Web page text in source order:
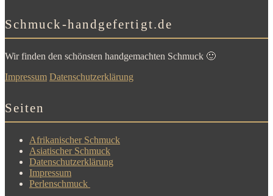
Schmuck-handgefertigt.de
Wir finden den schönsten handgemachten Schmuck 🙂
Impressum Datenschutzerklärung
Seiten
Afrikanischer Schmuck
Asiatischer Schmuck
Datenschutzerklärung
Impressum
Perlenschmuck